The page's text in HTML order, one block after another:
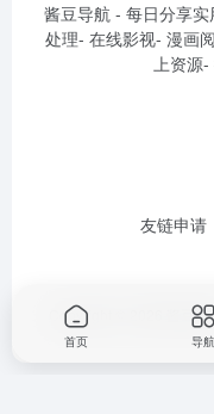
酱豆导航 - 每日分享
处理- 在线影视- 漫画
上资源-
友链申请
Copyright © 2026 酱豆导航
首页 导航